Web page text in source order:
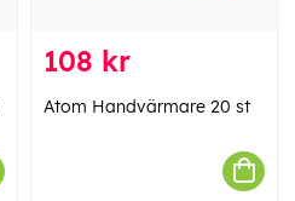
108 kr
Atom Handvärmare 20 st